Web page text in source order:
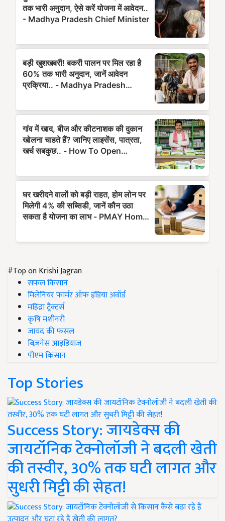
#Top on Krishi Jagran
सफल किसान
मिलेनियर फार्मर ऑफ इंडिया अवॉर्ड
महिंद्रा ट्रैक्टर्स
कृषि मशीनरी
जायद की फसल
बिज़नेस आइडियाज
पीएम किसान
Top Stories
Success Story: जायडेक्स की
जायटॉनिक टेक्नोलॉजी ने बदली खेती
की तस्वीर, 30% तक घटी लागत और
सुधरी मिट्टी की सेहत!